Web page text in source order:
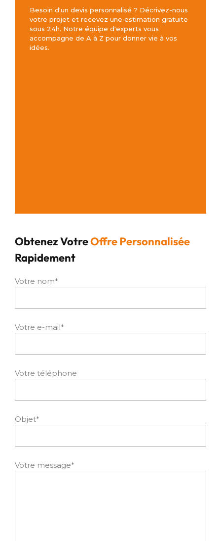
Besoin d'un devis personnalisé ? Décrivez-nous
votre projet et recevez une estimation gratuite
sous 24h. Notre équipe d'experts vous
accompagne de A à Z pour donner vie à vos
idées.
Obtenez VotreOffre Personnalisée
Rapidement
Votre nom*
Votre e-mail*
Votre téléphone
Objet*
Votre message*